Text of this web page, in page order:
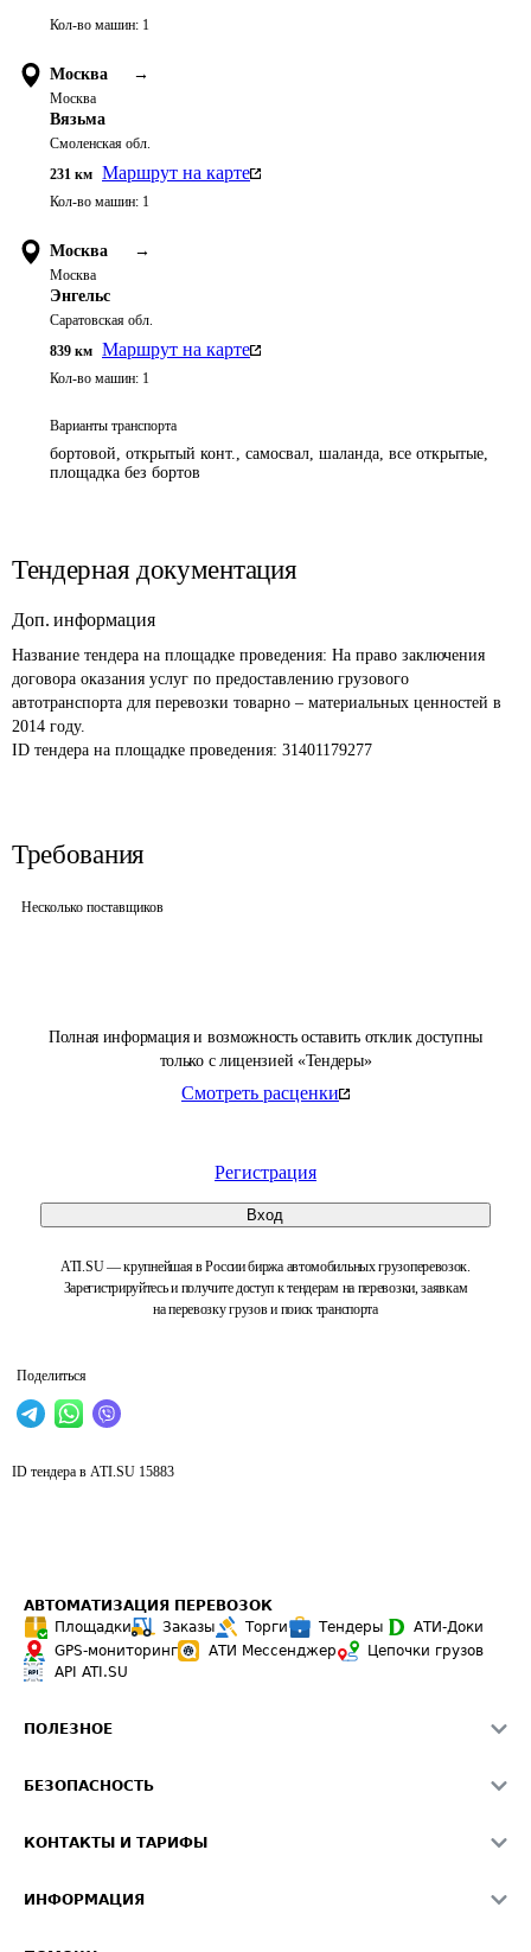
Полная информация и возможность оставить отклик доступны
только с лицензией «Тендеры»
Смотреть расценки
Регистрация
Вход
ATI.SU — крупнейшая в России биржа автомобильных грузоперевозок.
Зарегистрируйтесь и получите доступ к тендерам на перевозки, заявкам
на перевозку грузов и поиск транспорта
Поделиться
Кол-во машин: 1
Москва →
Москва
Вязьма
Смоленская обл.
231 км Маршрут на карте
Кол-во машин: 1
Москва →
Москва
Энгельс
Саратовская обл.
839 км Маршрут на карте
Кол-во машин: 1
Варианты транспорта
бортовой, открытый конт., самосвал, шаланда, все открытые,
площадка без бортов
Тендерная документация
Доп. информация
Название тендера на площадке проведения: На право заключения
договора оказания услуг по предоставлению грузового
автотранспорта для перевозки товарно – материальных ценностей в
2014 году.
ID тендера на площадке проведения: 31401179277
Требования
Несколько поставщиков
ID тендера в ATI.SU 15883
АВТОМАТИЗАЦИЯ ПЕРЕВОЗОК
Площадки
Заказы Торги Тендеры
АТИ-Доки
GPS-мониторинг
АТИ Мессенджер
Цепочки грузов
API ATI.SU
ПОЛЕЗНОЕ
Звезды ATI.SU на вашем сайте
Средние ставки
БЕЗОПАСНОСТЬ
Светофор+
КОНТАКТЫ И ТАРИФЫ
Реклама на сайте
ИНФОРМАЦИЯ